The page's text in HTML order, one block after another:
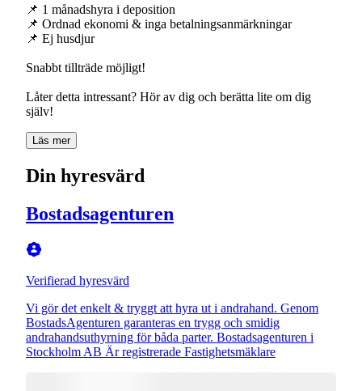
📌 1 månadshyra i deposition
📌 Ordnad ekonomi & inga betalningsanmärkningar
📌 Ej husdjur
Snabbt tillträde möjligt!
Låter detta intressant? Hör av dig och berätta lite om dig
själv!
Läs mer
Din hyresvärd
Bostadsagenturen
Verifierad hyresvärd
Vi gör det enkelt & tryggt att hyra ut i andrahand. Genom
BostadsAgenturen garanteras en trygg och smidig
andrahandsuthyrning för båda parter. Bostadsagenturen i
Stockholm AB Är registrerade Fastighetsmäklare